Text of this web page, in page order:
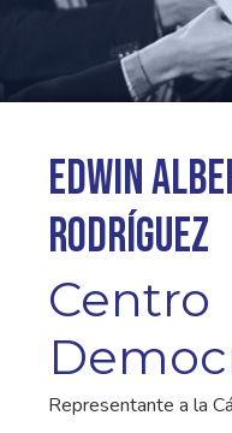
Edwin
Rodríguez
Centro
Representante a la